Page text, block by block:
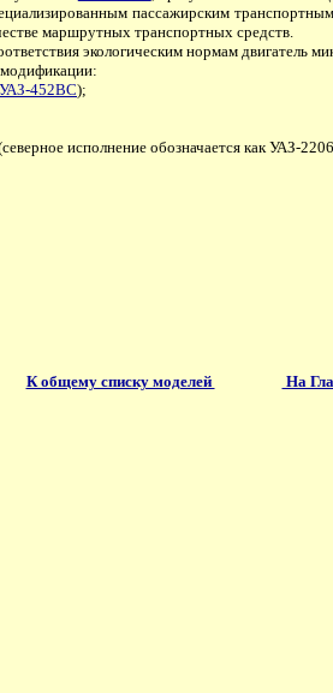
пассажирским
маршрутных транспортных средств.
экологическим нормам двигатель
УАЗ-452ВС);
исполнение обозначается как УАЗ-
К общему списку моделей На